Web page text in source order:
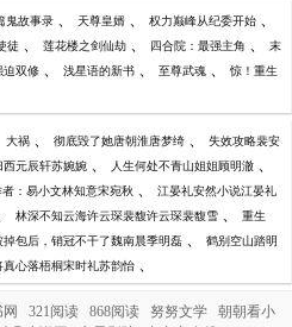
鬼故事录 、 天尊皇婿 、 权力巅峰从纪委开始 、
徒 、 莲花楼之剑仙劫 、 四合院：最强主角 、 末
迫双修 、 浅星语的新书 、 至尊武魂 、 惊！重生
大祸 、 彻底毁了她唐朝淮唐梦绮 、 失效攻略裴安
西元辰轩苏婉婉 、 人生何处不青山姐姐顾明澈 、
：易小文林知意宋宛秋 、 江晏礼安然小说江晏礼
林深不知云海许云琛裴馥许云琛裴馥雪 、 重生
掉包后，销冠不干了魏南晨季明磊 、 鹤别空山踏明
真心落梧桐宋时礼苏韵怡 、
321阅读 868阅读 努努文学
朝朝看小